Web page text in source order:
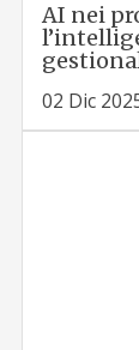
AI nei
02 Dic